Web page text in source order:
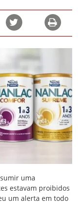
uma
estavam proibidos
um alerta em todo